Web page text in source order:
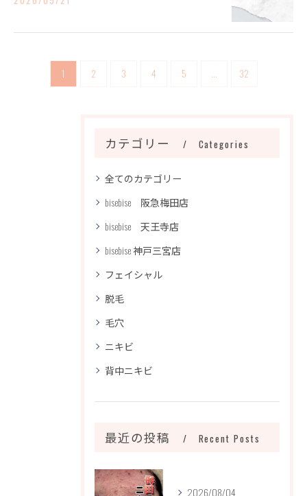
1 2 3 4 5 ... 32
カテゴリー Categories
全てのカテゴリー
bisebise 阪急梅田店
bisebise 天王寺店
bisebise 神戸三宮店
フェイシャル
脱毛
毛穴
ニキビ
背中ニキビ
最近の投稿 Recent Posts
2026/08/04